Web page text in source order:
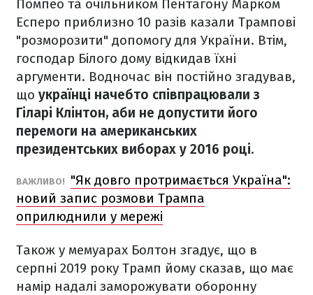
Помпео та очільником Пентагону Марком
Есперо приблизно 10 разів казали Трампові
"розморозити" допомогу для України. Втім,
господар Білого дому відкидав їхні
аргументи. Водночас він постійно згадував,
що українці начебто співпрацювали з
Гіларі Клінтон, аби не допустити його
перемоги на американських
президентських виборах у 2016 році.
ВАЖЛИВО!
"Як довго протримається Україна":
новий запис розмови Трампа
оприлюднили у мережі
Також у мемуарах Болтон згадує, що в
серпні 2019 року Трамп йому сказав, що має
намір надалі заморожувати оборонну